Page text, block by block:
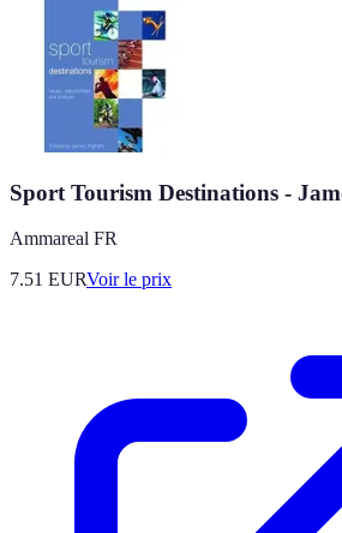
Sport Tourism Destinations -
Ammareal FR
7.51 EURVoir le prix